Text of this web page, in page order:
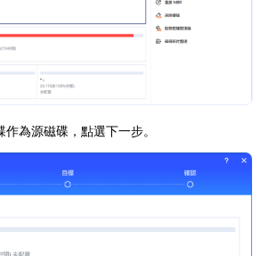
為源磁碟，點選下一步。